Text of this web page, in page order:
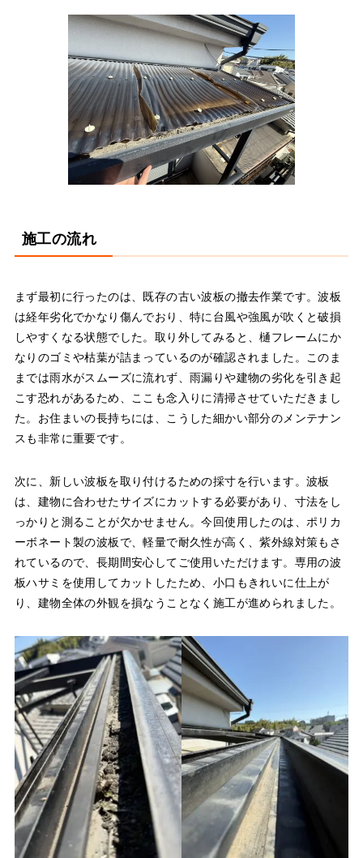
施工の流れ
まず最初に行ったのは、既存の古い波板の撤去作業です。波板
は経年劣化でかなり傷んでおり、特に台風や強風が吹くと破損
しやすくなる状態でした。取り外してみると、樋フレームにか
なりのゴミや枯葉が詰まっているのが確認されました。このま
までは雨水がスムーズに流れず、雨漏りや建物の劣化を引き起
こす恐れがあるため、ここも念入りに清掃させていただきまし
た。お住まいの長持ちには、こうした細かい部分のメンテナン
スも非常に重要です。
次に、新しい波板を取り付けるための採寸を行います。波板
は、建物に合わせたサイズにカットする必要があり、寸法をし
っかりと測ることが欠かせません。今回使用したのは、ポリカ
ーボネート製の波板で、軽量で耐久性が高く、紫外線対策もさ
れているので、長期間安心してご使用いただけます。専用の波
板ハサミを使用してカットしたため、小口もきれいに仕上が
り、建物全体の外観を損なうことなく施工が進められました。